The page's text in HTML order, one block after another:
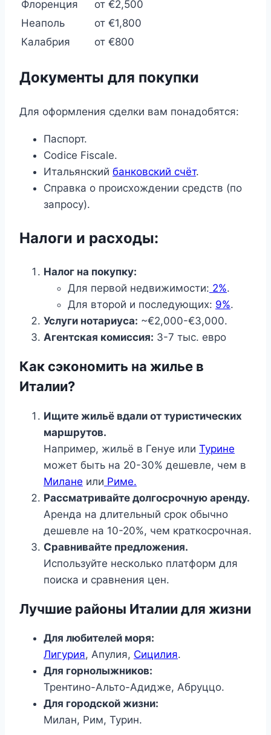
Флоренция
от €2,500
Неаполь
от €1,800
Калабрия
от €800
Документы для покупки
Для оформления сделки вам понадобятся:
Паспорт.
Codice Fiscale.
Итальянский банковский счёт.
Справка о происхождении средств (по
запросу).
Налоги и расходы:
Налог на покупку:
Для первой недвижимости: 2%.
Для второй и последующих: 9%.
Услуги нотариуса: ~€2,000-€3,000.
Агентская комиссия: 3-7 тыс. евро
Как сэкономить на жилье в
Италии?
Ищите жильё вдали от туристических
маршрутов.
Например, жильё в Генуе или Турине
может быть на 20-30% дешевле, чем в
Милане или Риме.
Рассматривайте долгосрочную аренду.
Аренда на длительный срок обычно
дешевле на 10-20%, чем краткосрочная.
Сравнивайте предложения.
Используйте несколько платформ для
поиска и сравнения цен.
Лучшие районы Италии для жизни
Для любителей моря:
Лигурия, Апулия, Сицилия.
Для горнолыжников:
Трентино-Альто-Адидже, Абруццо.
Для городской жизни:
Милан, Рим, Турин.